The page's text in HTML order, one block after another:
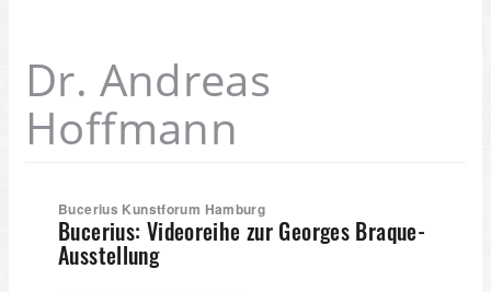
Dr. Andreas
Hoffmann
Bucerius Kunstforum Hamburg
Bucerius: Videoreihe zur Georges Braque-
Ausstellung